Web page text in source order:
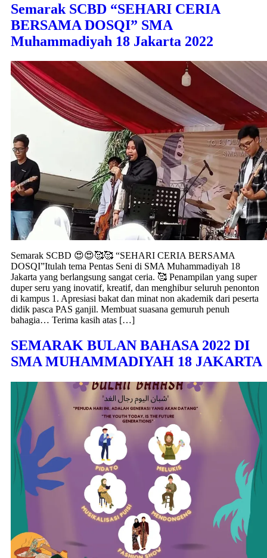
Semarak SCBD “SEHARI CERIA
BERSAMA DOSQI” SMA
Muhammadiyah 18 Jakarta 2022
Semarak SCBD 😍😍🥰🥰 “SEHARI CERIA BERSAMA
DOSQI”Itulah tema Pentas Seni di SMA Muhammadiyah 18
Jakarta yang berlangsung sangat ceria. 🥰 Penampilan yang super
duper seru yang inovatif, kreatif, dan menghibur seluruh penonton
di kampus 1. Apresiasi bakat dan minat non akademik dari peserta
didik pasca PAS ganjil. Membuat suasana gemuruh penuh
bahagia… Terima kasih atas […]
SEMARAK BULAN BAHASA 2022 DI
SMA MUHAMMADIYAH 18 JAKARTA